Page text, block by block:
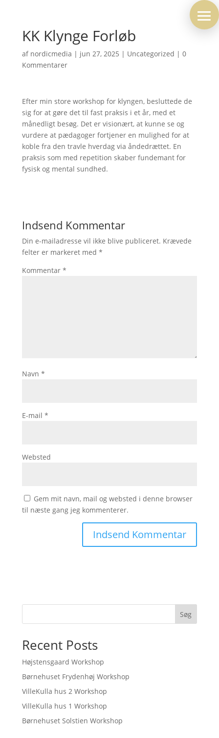
KK Klynge Forløb
af nordicmedia | jun 27, 2025 | Uncategorized | 0
Kommentarer
Efter min store workshop for klyngen, besluttede de
sig for at gøre det til fast praksis i et år, med et
månedligt besøg. Det er visionært, at kunne se og
vurdere at pædagoger fortjener en mulighed for at
koble fra den travle hverdag via åndedrættet. En
praksis som med repetition skaber fundemant for
fysisk og mental sundhed.
Indsend Kommentar
Din e-mailadresse vil ikke blive publiceret. Krævede
felter er markeret med *
Kommentar *
Navn *
E-mail *
Websted
Gem mit navn, mail og websted i denne browser
til næste gang jeg kommenterer.
Søg
Recent Posts
Højstensgaard Workshop
Børnehuset Frydenhøj Workshop
VilleKulla hus 2 Workshop
VilleKulla hus 1 Workshop
Børnehuset Solstien Workshop